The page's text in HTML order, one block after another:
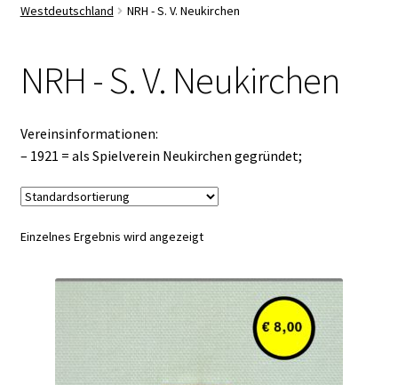
Westdeutschland
NRH - S. V. Neukirchen
NRH - S. V. Neukirchen
Vereinsinformationen:
– 1921 = als Spielverein Neukirchen gegründet;
Einzelnes Ergebnis wird angezeigt